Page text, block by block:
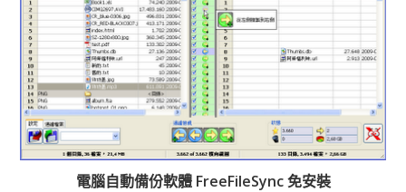
電腦自動備份軟體 FreeFileSync 免安裝